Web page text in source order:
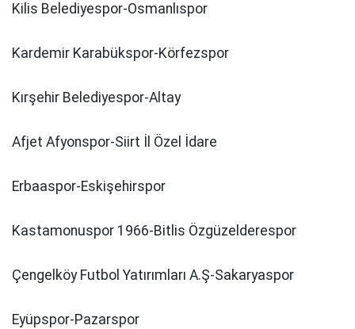
Kilis Belediyespor-Osmanlıspor
Kardemir Karabükspor-Körfezspor
Kırşehir Belediyespor-Altay
Afjet Afyonspor-Siirt İl Özel İdare
Erbaaspor-Eskişehirspor
Kastamonuspor 1966-Bitlis Özgüzelderespor
Çengelköy Futbol Yatırımları A.Ş-Sakaryaspor
Eyüpspor-Pazarspor